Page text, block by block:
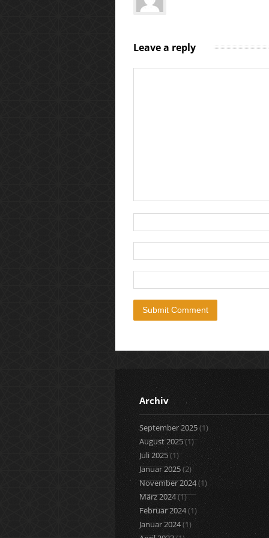
Leave a reply
Archiv
September 2025(1)
August 2025(1)
Juli 2025(1)
Januar 2025(2)
November 2024(1)
März 2024(1)
Februar 2024(1)
Januar 2024(1)